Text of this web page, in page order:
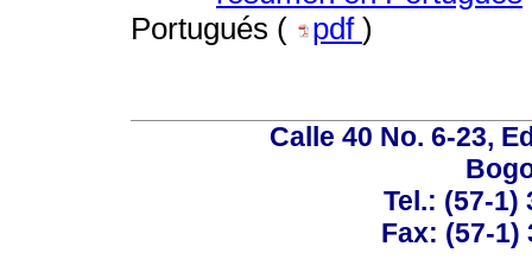
Portugués (
pdf )
Calle 40 No. 6-23,
Tel.: (57-1)
Fax: (57-1)